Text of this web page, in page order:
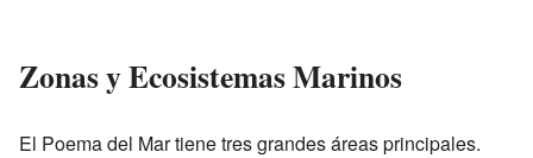
Zonas y Ecosistemas Marinos
El Poema del Mar tiene tres grandes áreas principales.